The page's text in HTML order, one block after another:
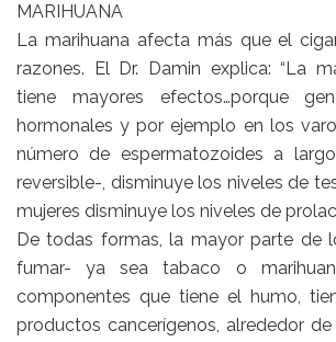
MARIHUANA
La marihuana afecta más que el
razones. El Dr. Damin explica: “La
tiene mayores efectos…porque
hormonales y por ejemplo en los
número de espermatozoides a
reversible-, disminuye los niveles de
mujeres disminuye los niveles de
De todas formas, la mayor parte de
fumar- ya sea tabaco o
componentes que tiene el humo,
productos cancerígenos, alrededor